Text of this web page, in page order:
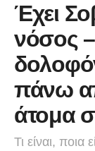
Έχει
νόσος
πάνω
άτομα
Τι είναι,